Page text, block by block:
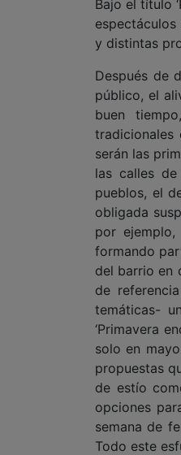
Bajo el título
y distintas
Después de
público, el
buen
tradicionales
serán las
las calles
pueblos, el
obligada
por
formando
del barrio en
de
temáticas-
‘Primavera
solo en
propuestas
de estío
opciones
semana de
Todo este